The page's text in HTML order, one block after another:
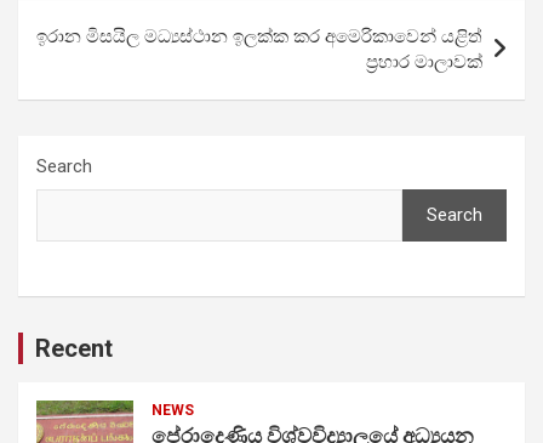
ඉරාන මිසයිල මධ්‍යස්ථාන ඉලක්ක කර අමෙරිකාවෙන් යළිත්
ප්‍රහාර මාලාවක්
Search
Search
Recent
NEWS
පේරාදෙණිය විශ්වවිද්‍යාලයේ අධ්‍යයන